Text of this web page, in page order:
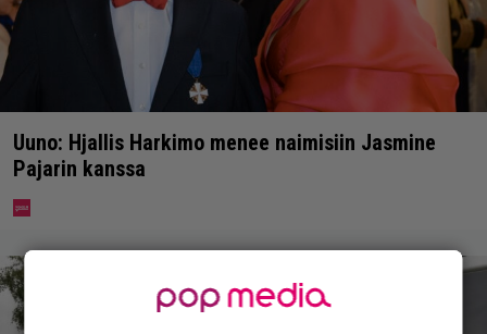
Uuno: Hjallis Harkimo menee naimisiin Jasmine
Pajarin kanssa